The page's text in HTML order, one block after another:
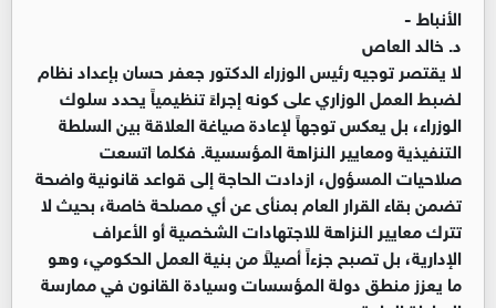
الأنباط -
د. خالد العاص
لا يقتصر توجيه رئيس الوزراء الدكتور جعفر حسان بإعداد نظام
لضبط العمل الوزاري على كونه إجراءً تنظيمياً يحدد سلوك
الوزراء، بل يعكس توجهاً لإعادة صياغة العلاقة بين السلطة
التنفيذية ومعايير النزاهة المؤسسية. فكلما اتسعت
صلاحيات المسؤول، ازدادت الحاجة إلى قواعد قانونية واضحة
تضمن بقاء القرار العام بمنأى عن أي مصلحة خاصة، بحيث لا
تترك معايير النزاهة للاجتهادات الشخصية أو الأعراف
الإدارية، بل تصبح جزءاً أصيلاً من بنية العمل الحكومي، وهو
ما يعزز منطق دولة المؤسسات وسيادة القانون في ممارسة